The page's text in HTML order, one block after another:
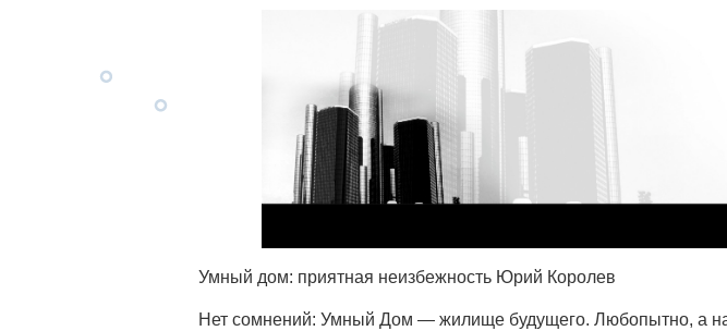
Умный дом: приятная неизбежность Юрий Королев
Нет сомнений: Умный Дом — жилище будущего. Любопытно, а